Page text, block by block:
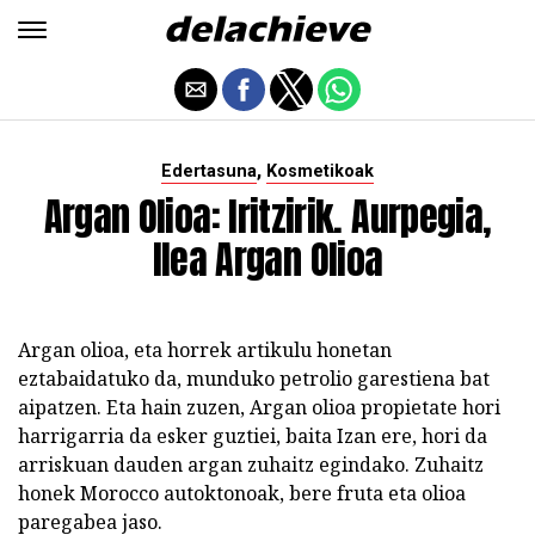
Edertasuna, Kosmetikoak
Argan Olioa: Iritzirik. Aurpegia,
Ilea Argan Olioa
Argan olioa, eta horrek artikulu honetan
eztabaidatuko da, munduko petrolio garestiena bat
aipatzen. Eta hain zuzen, Argan olioa propietate hori
harrigarria da esker guztiei, baita Izan ere, hori da
arriskuan dauden argan zuhaitz egindako. Zuhaitz
honek Morocco autoktonoak, bere fruta eta olioa
paregabea jaso.